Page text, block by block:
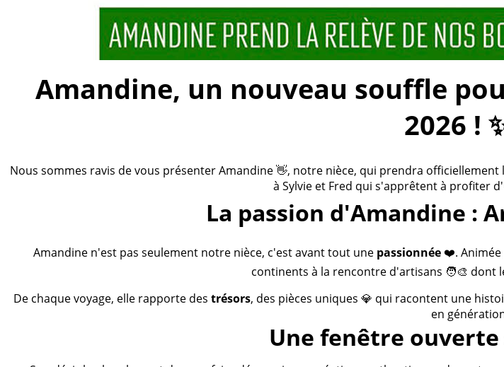
Amandine, un nouveau souffle
2026 !
Nous sommes ravis de vous présenter Amandine 👋, notre nièce, qui prendra
à Sylvie et Fred qui s'apprêtent à profiter
La passion d'Amandine :
Amandine n'est pas seulement notre nièce, c'est avant tout une passionnée❤️. Animée
continents à la rencontre d'artisans 🧑‍🎨 dont
De chaque voyage, elle rapporte des trésors, des pièces uniques 💎 qui racontent une
en
Une fenêtre ouverte